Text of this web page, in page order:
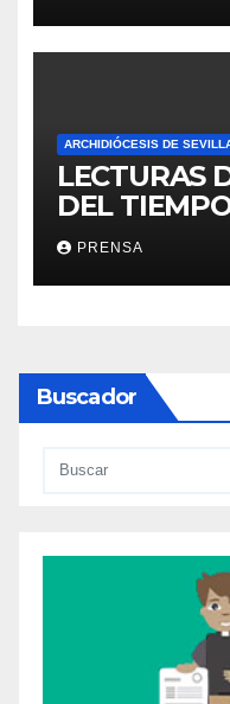
ARCHIDIÓCESIS DE
LECTURAS
DEL
PRENSA
Buscador